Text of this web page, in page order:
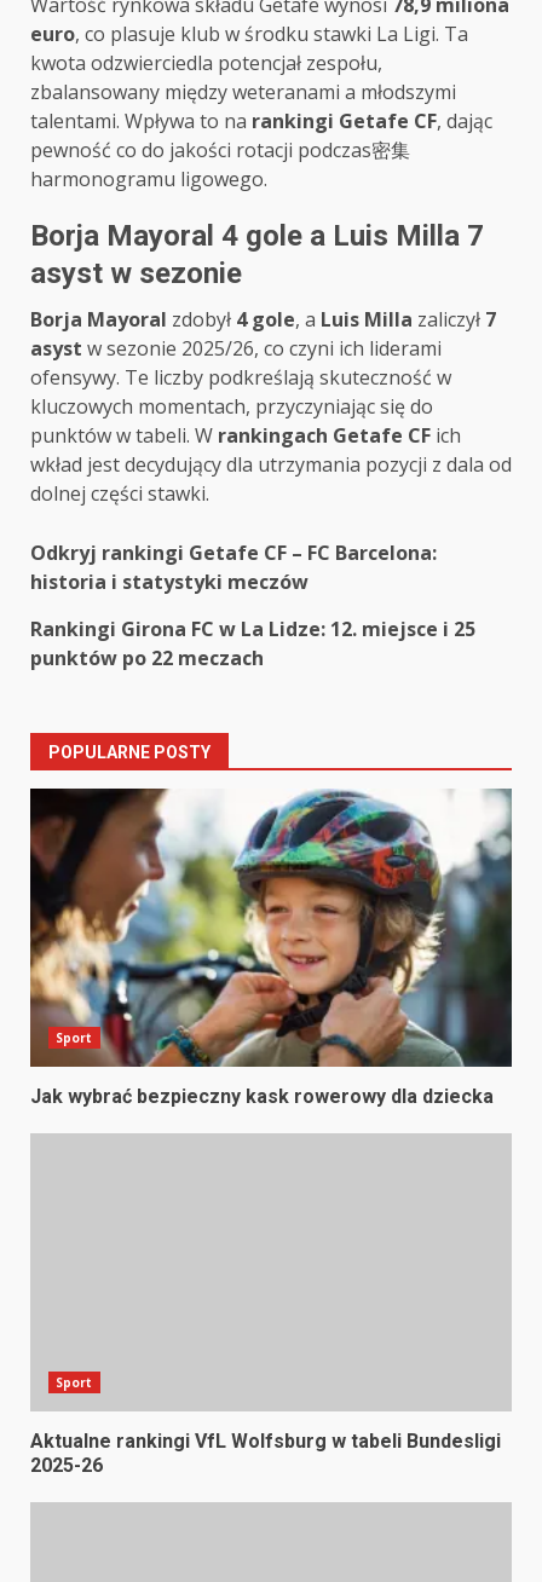
euro, co plasuje klub w środku stawki La Ligi. Ta
kwota odzwierciedla potencjał zespołu,
zbalansowany między weteranami a młodszymi
talentami. Wpływa to na rankingi Getafe CF, dając
pewność co do jakości rotacji podczas密集
harmonogramu ligowego.
Borja Mayoral 4 gole a Luis Milla 7
asyst w sezonie
Borja Mayoral zdobył 4 gole, a Luis Milla zaliczył 7
asyst w sezonie 2025/26, co czyni ich liderami
ofensywy. Te liczby podkreślają skuteczność w
kluczowych momentach, przyczyniając się do
punktów w tabeli. W rankingach Getafe CF ich
wkład jest decydujący dla utrzymania pozycji z dala od
dolnej części stawki.
Post
navigation
Odkryj rankingi Getafe CF – FC Barcelona:
historia i statystyki meczów
Rankingi Girona FC w La Lidze: 12. miejsce i 25
punktów po 22 meczach
POPULARNE POSTY
Sport
Jak wybrać bezpieczny kask rowerowy dla dziecka
Sport
Aktualne rankingi VfL Wolfsburg w tabeli Bundesligi
2025-26